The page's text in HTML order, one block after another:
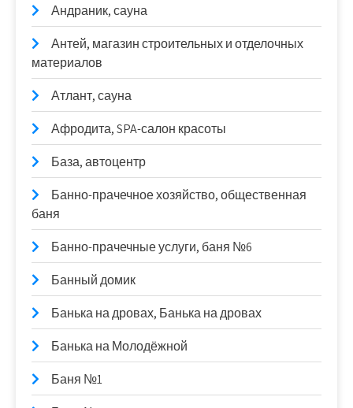
Андраник, сауна
Антей, магазин строительных и отделочных
материалов
Атлант, сауна
Афродита, SPA-салон красоты
База, автоцентр
Банно-прачечное хозяйство, общественная
баня
Банно-прачечные услуги, баня №6
Банный домик
Банька на дровах, Банька на дровах
Банька на Молодёжной
Баня №1